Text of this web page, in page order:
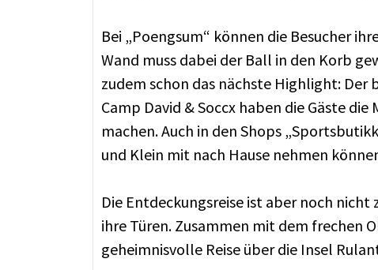
Bei „Poengsum“ können die Besucher
Wand muss dabei der Ball in den Korb
zudem schon das nächste Highlight:
Camp David & Soccx haben die Gäste
machen. Auch in den Shops
und Klein mit nach Hause nehmen
Die Entdeckungsreise ist aber noch
ihre Türen. Zusammen mit dem frechen
geheimnisvolle Reise über die Insel